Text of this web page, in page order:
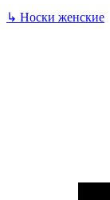
↳ Носки женские